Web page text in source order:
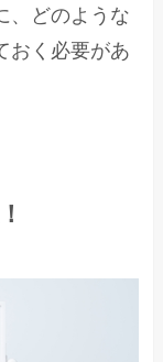
、どのような
おく必要があ